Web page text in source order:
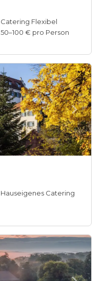
Catering Flexibel
50–100 € pro Person
Hauseigenes Catering